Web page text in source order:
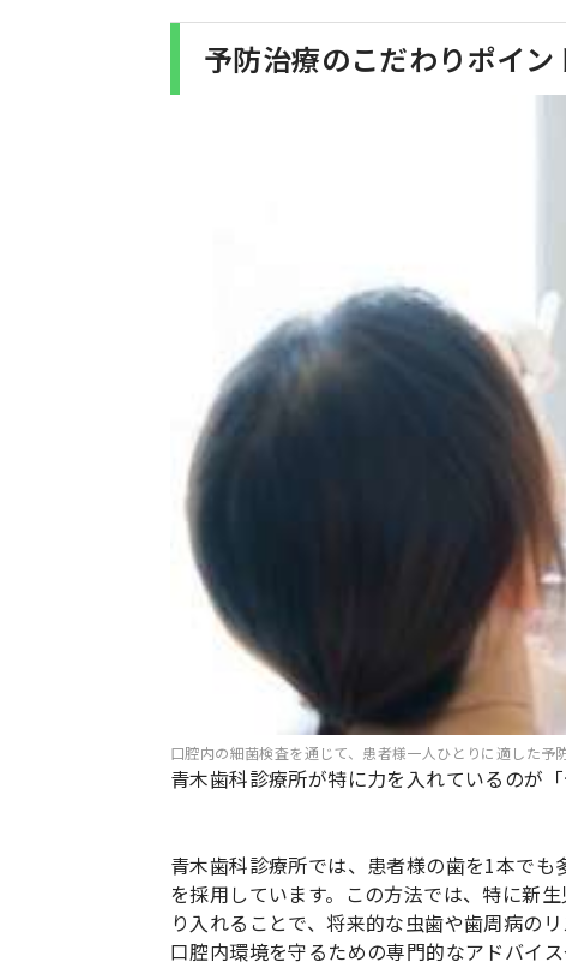
予防治療のこだわりポイン
口腔内の細菌検査を通じて、患者様一人ひとりに適した予
青木歯科診療所が特に力を入れているのが「
青木歯科診療所では、患者様の歯を1本で
を採用しています。この方法では、特に新
り入れることで、将来的な虫歯や歯周病の
口腔内環境を守るための専門的なアドバイ